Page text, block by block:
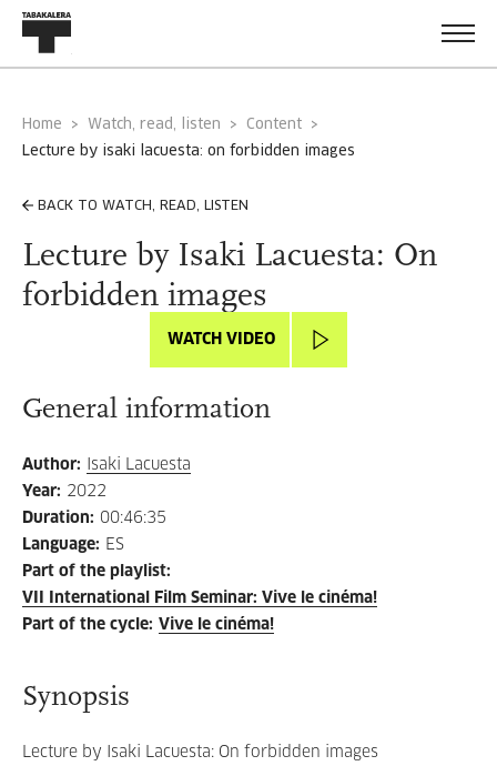
Home Watch, read, listen
Content
lecture by isaki lacuesta: on forbidden images
BACK TO WATCH, READ, LISTEN
Lecture by Isaki Lacuesta: On
forbidden images
WATCH VIDEO
General information
Author:
Isaki Lacuesta
Year: 2022
Duration: 00:46:35
Language: ES
Part of the playlist:
VII International Film Seminar: Vive le cinéma!
Part of the cycle: Vive le cinéma!
Synopsis
Lecture by Isaki Lacuesta: On forbidden images